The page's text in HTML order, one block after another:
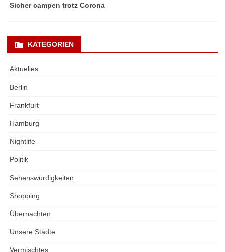
Sicher campen trotz Corona
KATEGORIEN
Aktuelles
Berlin
Frankfurt
Hamburg
Nightlife
Politik
Sehenswürdigkeiten
Shopping
Übernachten
Unsere Städte
Vermischtes